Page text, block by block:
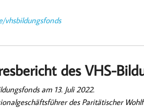
vhsbildungsfonds
des VHS-
am 13. Juli 2022.
des Paritätischer